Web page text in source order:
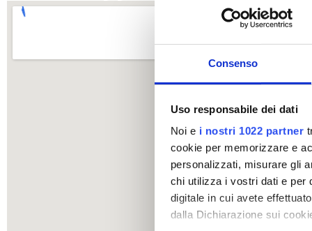
Consenso
Uso responsabile dei dati
Noi e i nostri 1022 partner
cookie per memorizzare e
personalizzati, misurare gli
chi utilizza i vostri dati e per
digitale in cui avete
dalla Dichiarazione sui